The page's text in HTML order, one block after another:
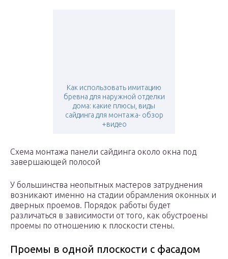
Как использовать имитацию
бревна для наружной отделки
дома: какие плюсы, виды
сайдинга для монтажа- обзор
+видео
Схема монтажа панели сайдинга около окна под
завершающей полосой
У большинства неопытных мастеров затруднения
возникают именно на стадии обрамления оконных и
дверных проемов. Порядок работы будет
различаться в зависимости от того, как обустроены
проемы по отношению к плоскости стены.
Проемы в одной плоскости с фасадом